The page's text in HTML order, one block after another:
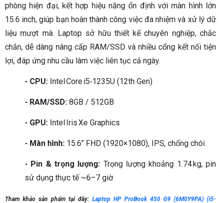
phòng hiện đại, kết hợp hiệu năng ổn định với màn hình lớn
15.6 inch, giúp bạn hoàn thành công việc đa nhiệm và xử lý dữ
liệu mượt mà. Laptop sở hữu thiết kế chuyên nghiệp, chắc
chắn, dễ dàng nâng cấp RAM/SSD và nhiều cổng kết nối tiện
lợi, đáp ứng nhu cầu làm việc liên tục cả ngày.
- CPU: Intel Core i5‑1235U (12th Gen)
- RAM/SSD: 8GB / 512GB
- GPU: Intel Iris Xe Graphics
- Màn hình: 15.6″ FHD (1920×1080), IPS, chống chói
- Pin & trọng lượng: Trọng lượng khoảng 1.74 kg, pin
sử dụng thực tế ~6–7 giờ
Tham khảo sản phẩm tại đây: Laptop HP ProBook 450 G9 (6M0Y9PA) (i5-